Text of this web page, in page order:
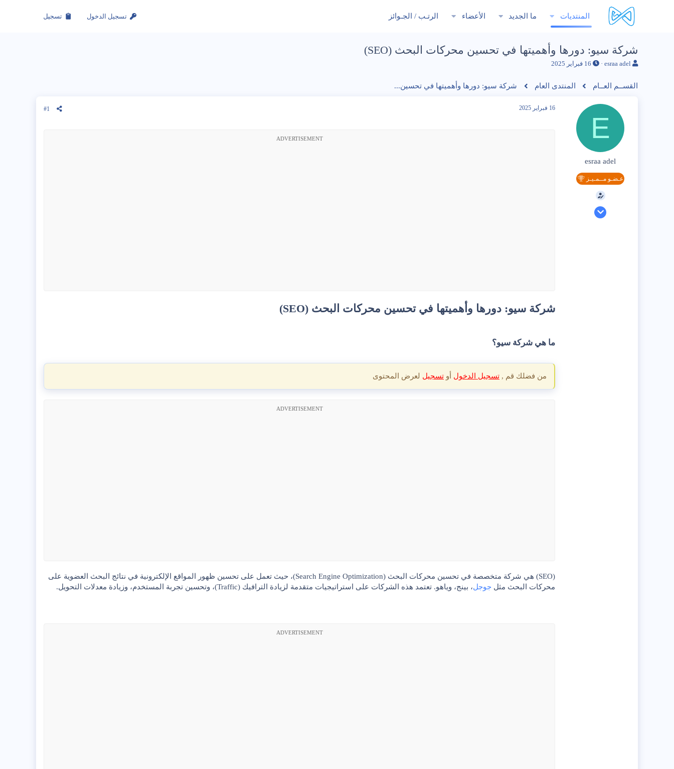
المنتديات ما الجديد الأعضاء الرتـب / الجـوائز تسجيل الدخول تسجيل
شركة سيو: دورها وأهميتها في تحسين محركات البحث (SEO)
ب
ئ
esraa adel
ت
ا
16 فبراير 2025
القســم العــام المنتدى العام شركة سيو: دورها وأهميتها في تحسين...
E
esraa adel
عـضـو مــمـيـز
5 فبراير 2024
16 فبراير 2025 #1
ADVERTISEMENT
شركة سيو: دورها وأهميتها في تحسين محركات البحث (SEO)​
ما هي شركة سيو؟​
من فضلك قم , تسجيل الدخول أو تسجيل لعرض المحتوى
ADVERTISEMENT
(SEO) هي شركة متخصصة في تحسين محركات البحث
(Search Engine Optimization)، حيث تعمل على تحسين ظهور المواقع الإلكترونية في نتائج البحث العضوية على
محركات البحث مثل جوجل، بينج، وياهو. تعتمد هذه الشركات على استراتيجيات متقدمة لزيادة الترافيك (Traffic) ، وتحسين تجربة المستخدم، وزيادة معدلات التحويل.
ADVERTISEMENT